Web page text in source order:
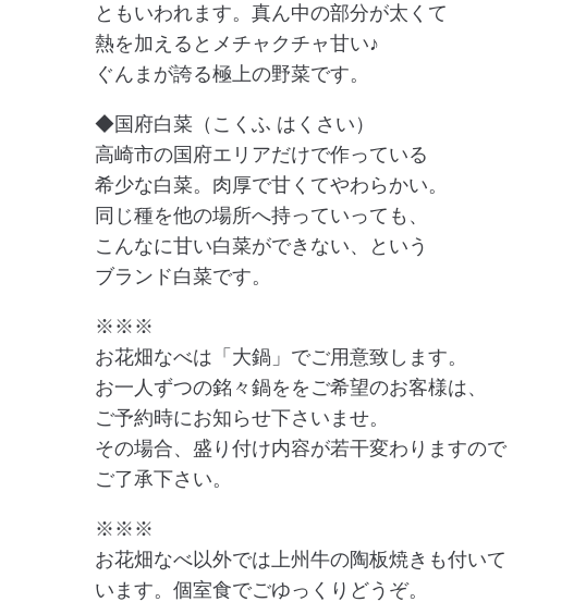
ともいわれます。真ん中の部分が太くて
熱を加えるとメチャクチャ甘い♪
ぐんまが誇る極上の野菜です。
◆国府白菜（こくふ はくさい）
高崎市の国府エリアだけで作っている
希少な白菜。肉厚で甘くてやわらかい。
同じ種を他の場所へ持っていっても、
こんなに甘い白菜ができない、という
ブランド白菜です。
※※※
お花畑なべは「大鍋」でご用意致します。
お一人ずつの銘々鍋ををご希望のお客様は、
ご予約時にお知らせ下さいませ。
その場合、盛り付け内容が若干変わりますので
ご了承下さい。
※※※
お花畑なべ以外では上州牛の陶板焼きも付いて
います。個室食でごゆっくりどうぞ。